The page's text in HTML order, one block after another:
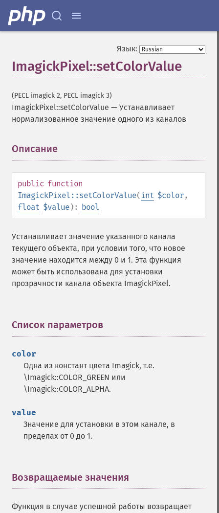
Язык:
ImagickPixel::setColorValue
(PECL imagick 2, PECL imagick 3)
ImagickPixel::setColorValue — Устанавливает
нормализованное значение одного из каналов
Описание
public function
ImagickPixel::setColorValue( int $color,
float $value): bool
Устанавливает значение указанного канала
текущего объекта, при условии того, что новое
значение находится между 0 и 1. Эта функция
может быть использована для установки
прозрачности канала объекта ImagickPixel.
Список параметров
color
Одна из констант цвета Imagick, т.е.
\Imagick::COLOR_GREEN или
\Imagick::COLOR_ALPHA.
value
Значение для установки в этом канале, в
пределах от 0 до 1.
Возвращаемые значения
Функция в случае успешной работы возвращает